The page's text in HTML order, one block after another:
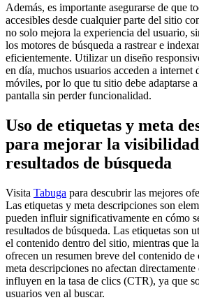
Además, es importante asegurarse de que
accesibles desde cualquier parte del sitio
no solo mejora la experiencia del usuario,
los motores de búsqueda a rastrear e
eficientemente. Utilizar un diseño
en día, muchos usuarios acceden a internet
móviles, por lo que tu sitio debe adaptarse
pantalla sin perder funcionalidad.
Uso de etiquetas y meta
para mejorar la visibilidad
resultados de búsqueda
Visita Tabuga para descubrir las mejores
Las etiquetas y meta descripciones son
pueden influir significativamente en cómo
resultados de búsqueda. Las etiquetas son
el contenido dentro del sitio, mientras que
ofrecen un resumen breve del contenido
meta descripciones no afectan
influyen en la tasa de clics (CTR), ya que
usuarios ven al buscar.